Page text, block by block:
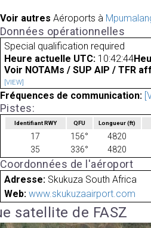
Voir autres Aéroports à
Données opérationnelles
Special qualification required
Heure actuelle UTC: 10:42:44
Voir NOTAMs / SUP AIP / TFR
[VIEW]
Fréquences de communication:
Pistes:
Identifiant RWY QFU Longueur(ft)
17 156° 4820
35
336° 4820
Coordonnées de l'aéroport
Adresse: Skukuza South Africa
Web: www.skukuzaairport.com
satellite de FASZ